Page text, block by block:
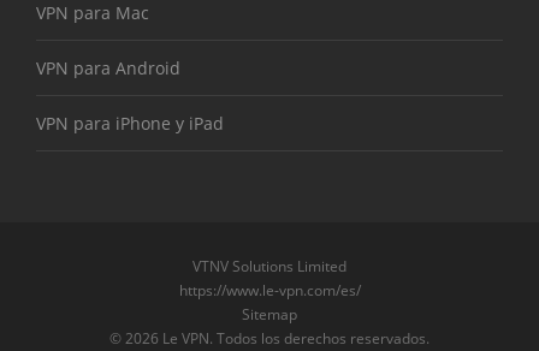
VPN para Mac
VPN para Android
VPN para iPhone y iPad
VTNV Solutions Limited
https://www.le-vpn.com/es/
Sitemap
© 2026 Le VPN. Todos los derechos reservados.